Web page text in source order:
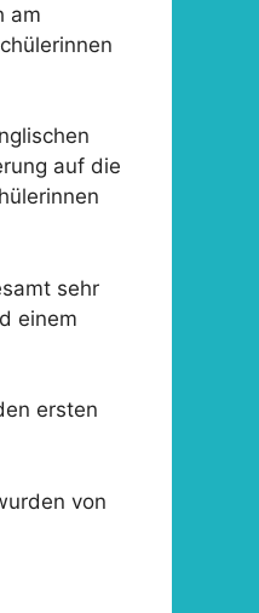
am
auf die
sehr
einem
ersten
von